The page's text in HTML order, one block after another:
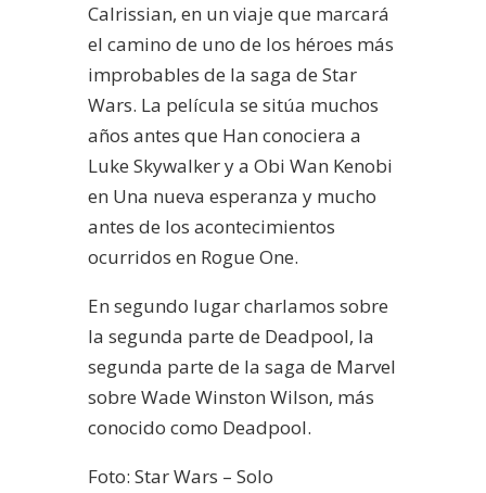
Calrissian, en un viaje que marcará
el camino de uno de los héroes más
improbables de la saga de Star
Wars. La película se sitúa muchos
años antes que Han conociera a
Luke Skywalker y a Obi Wan Kenobi
en Una nueva esperanza y mucho
antes de los acontecimientos
ocurridos en Rogue One.
En segundo lugar charlamos sobre
la segunda parte de Deadpool, la
segunda parte de la saga de Marvel
sobre Wade Winston Wilson, más
conocido como Deadpool.
Foto: Star Wars – Solo